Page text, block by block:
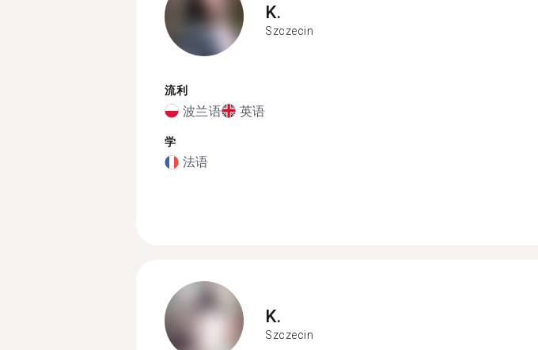
K.
Szczecin
流利
波兰语 英语
学
法语
K.
Szczecin